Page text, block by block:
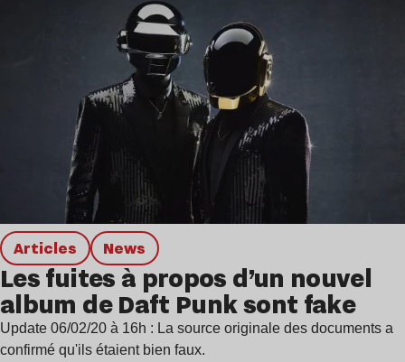
Articles news
Les fuites à propos d’un nouvel
album de Daft Punk sont fake
Update 06/02/20 à 16h : La source originale des documents a
confirmé qu'ils étaient bien faux.